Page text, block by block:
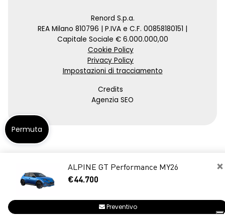
×
ALPINE GT Performance MY26
€44.700
Preventivo
Renord S.p.a.
REA Milano 810796 | P.IVA e C.F. 00858180151 |
Capitale Sociale € 6.000.000,00
Cookie Policy
Privacy Policy
Impostazioni di tracciamento
Credits
Agenzia SEO
Permuta